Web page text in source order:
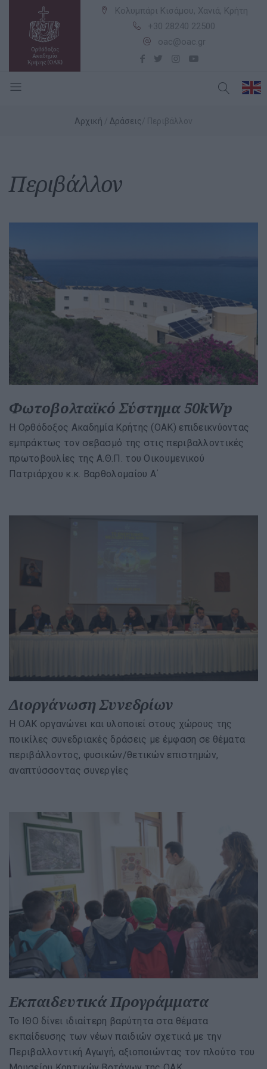
Κολυμπάρι Κισάμου, Χανιά, Κρήτη
+30 28240 22500
oac@oac.gr
Αρχική Δράσεις Περιβάλλον
Περιβάλλον
Φωτοβολταϊκό Σύστημα 50kWp
H Ορθόδοξος Ακαδημία Κρήτης (ΟΑΚ) επιδεικνύοντας
εμπράκτως τον σεβασμό της στις περιβαλλοντικές
πρωτοβουλίες της Α.Θ.Π. του Οικουμενικού
Πατριάρχου κ.κ. Βαρθολομαίου Α΄
Διοργάνωση Συνεδρίων
Η ΟΑΚ οργανώνει και υλοποιεί στους χώρους της
ποικίλες συνεδριακές δράσεις με έμφαση σε θέματα
περιβάλλοντος, φυσικών/θετικών επιστημών,
αναπτύσσοντας συνεργίες
Εκπαιδευτικά Προγράμματα
To ΙΘΟ δίνει ιδιαίτερη βαρύτητα στα θέματα
εκπαίδευσης των νέων παιδιών σχετικά με την
Περιβαλλοντική Αγωγή, αξιοποιώντας τον πλούτο του